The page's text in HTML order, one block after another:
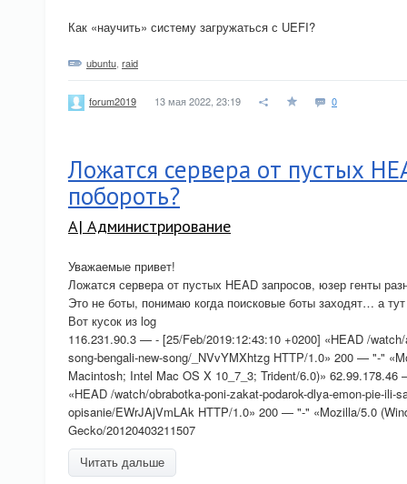
Как «научить» систему загружаться с UEFI?
ubuntu raid
forum2019 13 мая 2022, 23:19 0
Ложатся сервера от пустых
побороть?
A| Администрирование
Уважаемые привет!
Ложатся сервера от пустых HEAD запросов, юзер генты
Это не боты, понимаю когда поисковые боты заходят… а
Вот кусок из log
116.231.90.3 — - [25/Feb/2019:12:43:10 +0200] «HEAD /
song-bengali-new-song/_NVvYMXhtzg HTTP/1.0» 200 — "-"
Macintosh; Intel Mac OS X 10_7_3; Trident/6.0)»
«HEAD /watch/obrabotka-poni-zakat-podarok-dlya-emon-pie-ili-
opisanie/EWrJAjVmLAk HTTP/1.0» 200 — "-" «Mozilla/5.0
Gecko/20120403211507
Читать дальше